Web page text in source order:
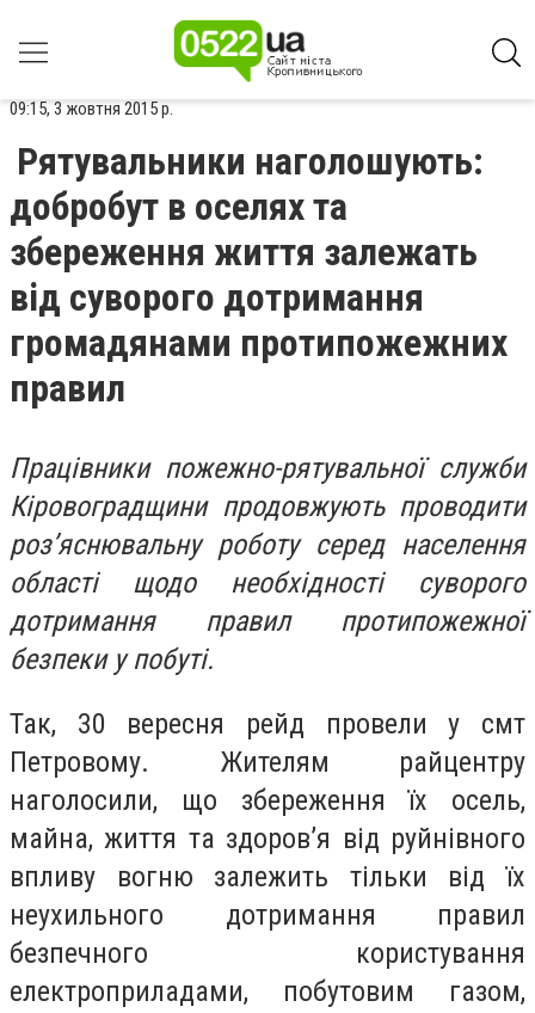
09:15, 3 жовтня 2015 р.
Рятувальники наголошують:
добробут в оселях та
збереження життя залежать
від суворого дотримання
громадянами протипожежних
правил
Працівники пожежно-рятувальної служби
Кіровоградщини продовжують проводити
роз’яснювальну роботу серед населення
області щодо необхідності суворого
дотримання правил протипожежної
безпеки у побуті.
Так, 30 вересня рейд провели у смт
Петровому. Жителям райцентру
наголосили, що збереження їх осель,
майна, життя та здоров’я від руйнівного
впливу вогню залежить тільки від їх
неухильного дотримання правил
безпечного користування
електроприладами, побутовим газом,